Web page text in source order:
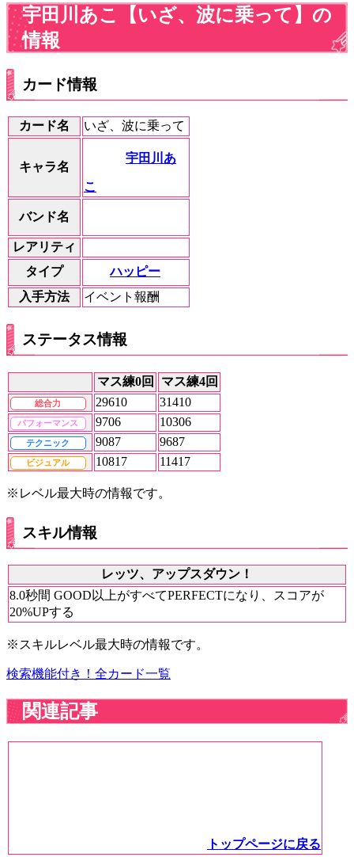
宇田川あこ【いざ、波に乗って】の
情報
カード情報
カード名 いざ、波に乗って
キャラ名
宇田川あ
こ
バンド名
レアリティ
タイプ
ハッピー
入手方法
イベント報酬
ステータス情報
マス練0回 マス練4回
総合力 29610 31410
パフォーマンス 9706 10306
テクニック 9087 9687
ビジュアル 10817 11417
※レベル最大時の情報です。
スキル情報
レッツ、アップスダウン！
8.0秒間 GOOD以上がすべてPERFECTになり、スコアが
20%UPする
※スキルレベル最大時の情報です。
検索機能付き！全カード一覧
関連記事
トップページに戻る